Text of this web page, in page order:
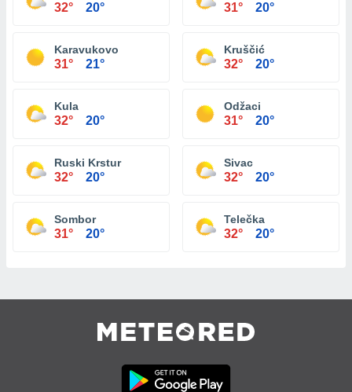
32° 20° 31° 20°
Karavukovo
31° 21°
Kruščić
32° 20°
Kula
32° 20°
Odžaci
31° 20°
Ruski Krstur
32° 20°
Sivac
32° 20°
Sombor
31° 20°
Telečka
32° 20°